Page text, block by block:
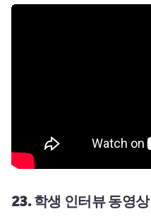
23.학생 인터뷰 동영상